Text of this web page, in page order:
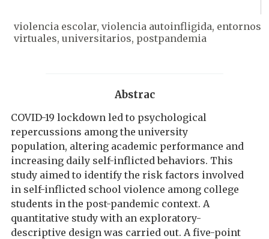
violencia escolar, violencia autoinfligida, entornos
virtuales, universitarios, postpandemia
Abstrac
COVID-19 lockdown led to psychological
repercussions among the university
population, altering academic performance and
increasing daily self-inflicted behaviors. This
study aimed to identify the risk factors involved
in self-inflicted school violence among college
students in the post-pandemic context. A
quantitative study with an exploratory-
descriptive design was carried out. A five-point